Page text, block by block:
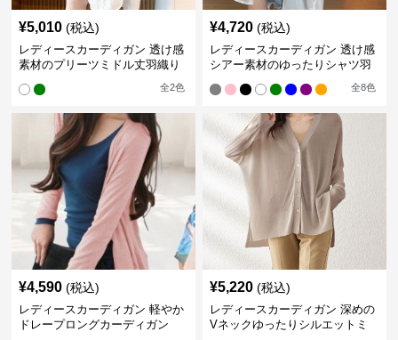
¥5,010 (税込)
レディースカーディガン 透け感
素材のプリーツミドル丈羽織り
全2色
¥4,720 (税込)
レディースカーディガン 透け感
シアー素材のゆったりシャツ羽
全8色
¥4,590 (税込)
レディースカーディガン 軽やか
ドレープロングカーディガン
¥5,220 (税込)
レディースカーディガン 深めの
Vネックゆったりシルエットミ